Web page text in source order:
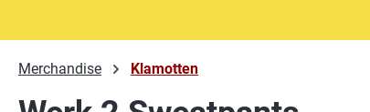
Merchandise Klamotten